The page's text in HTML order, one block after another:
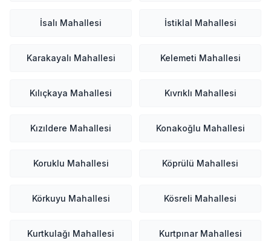
İsalı Mahallesi İstiklal Mahallesi
Karakayalı Mahallesi Kelemeti Mahallesi
Kılıçkaya Mahallesi Kıvrıklı Mahallesi
Kızıldere Mahallesi Konakoğlu Mahallesi
Koruklu Mahallesi Köprülü Mahallesi
Körkuyu Mahallesi Kösreli Mahallesi
Kurtkulağı Mahallesi Kurtpınar Mahallesi